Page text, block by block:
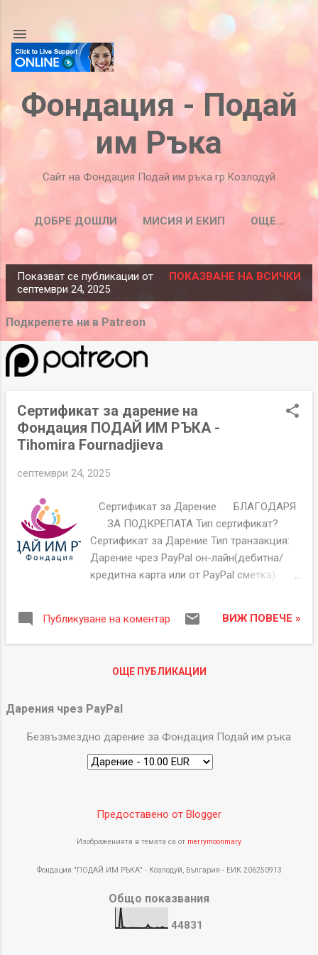
Пропускане към основното съдържание
Фондация - Подай
им Ръка
Сайт на Фондация Подай им ръка гр.Козлодуй
ДОБРЕ ДОШЛИ МИСИЯ И ЕКИП ОЩЕ…
у
б
л
и
к
Показват се публикации от
септември 24, 2025
ПОКАЗВАНЕ НА ВСИЧКИ
Подкрепете ни в Patreon
Сертификат за дарение на
Фондация ПОДАЙ ИМ РЪКА -
Tihomira Fournadjieva
септември 24, 2025
Сертификат за Дарение БЛАГОДАРЯ
ЗА ПОДКРЕПАТА Тип сертификат?
Сертификат за Дарение Тип транзакция:
Дарение чрез PayPal он-лайн(дебитна/
кредитна карта или от PayPal сметка).
Tihomira Fournadjieva Имейл ######
Основание/Ка...
Публикуване на коментар ВИЖ ПОВЕЧЕ »
ОЩЕ ПУБЛИКАЦИИ
Дарения чрез PayPal
Безвъзмездно дарение за Фондация Подай им ръка
Предоставено от Blogger
Изображенията в темата са от merrymoonmary
Фондация "ПОДАЙ ИМ РЪКА" - Козлодуй, България - ЕИК 206250913
Общо показвания
44831